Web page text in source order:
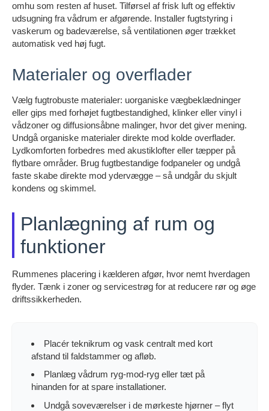
omhu som resten af huset. Tilførsel af frisk luft og effektiv
udsugning fra vådrum er afgørende. Installer fugtstyring i
vaskerum og badeværelse, så ventilationen øger trækket
automatisk ved høj fugt.
Materialer og overflader
Vælg fugtrobuste materialer: uorganiske vægbeklædninger
eller gips med forhøjet fugtbestandighed, klinker eller vinyl i
vådzoner og diffusionsåbne malinger, hvor det giver mening.
Undgå organiske materialer direkte mod kolde overflader.
Lydkomforten forbedres med akustiklofter eller tæpper på
flytbare områder. Brug fugtbestandige fodpaneler og undgå
faste skabe direkte mod ydervægge – så undgår du skjult
kondens og skimmel.
Planlægning af rum og
funktioner
Rummenes placering i kælderen afgør, hvor nemt hverdagen
flyder. Tænk i zoner og servicestrøg for at reducere rør og øge
driftssikkerheden.
Placér teknikrum og vask centralt med kort
afstand til faldstammer og afløb.
Planlæg vådrum ryg-mod-ryg eller tæt på
hinanden for at spare installationer.
Undgå soveværelser i de mørkeste hjørner – flyt